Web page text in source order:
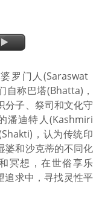
罗门人(Saraswat
自称巴塔(Bhatta)，
分子、祭司和文化守
潘迪特人(Kashmiri
，认为传统印
婆和沙克蒂的不同化
冥想，在世俗享乐
求中，寻找灵性平